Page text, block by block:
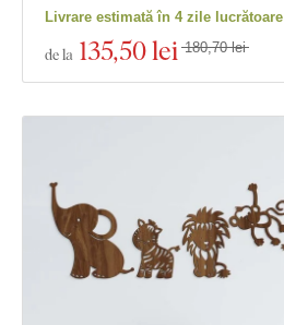
Livrare estimată în 4 zile lucrătoare
de la 135,50 lei 180,70 lei